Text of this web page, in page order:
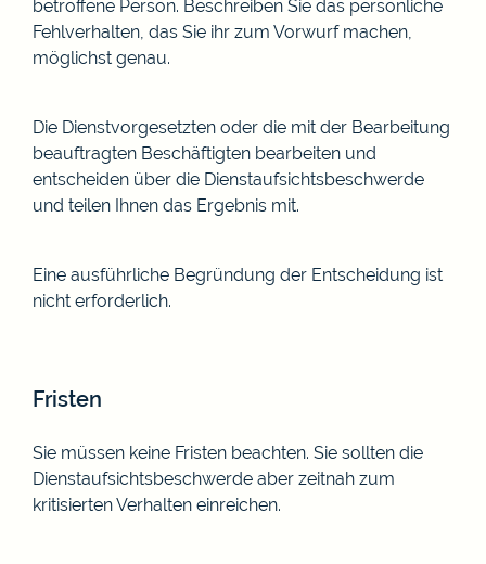
betroffene Person. Beschreiben Sie das persönliche
Fehlverhalten, das Sie ihr zum Vorwurf machen,
möglichst genau.
Die Dienstvorgesetzten oder die mit der Bearbeitung
beauftragten Beschäftigten bearbeiten und
entscheiden über die Dienstaufsichtsbeschwerde
und teilen Ihnen das Ergebnis mit.
Eine ausführliche Begründung der Entscheidung ist
nicht erforderlich.
Fristen
Sie müssen keine Fristen beachten. Sie sollten die
Dienstaufsichtsbeschwerde aber zeitnah zum
kritisierten Verhalten einreichen.